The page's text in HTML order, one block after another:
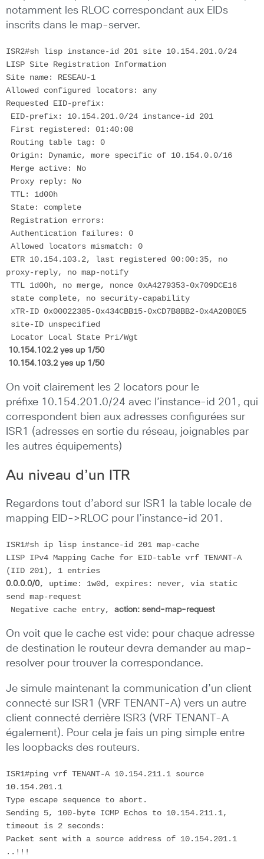
notamment les RLOC correspondant aux EIDs
inscrits dans le map-server.
ISR2#sh lisp instance-id 201 site 10.154.201.0/24
LISP Site Registration Information
Site name: RESEAU-1
Allowed configured locators: any
Requested EID-prefix:
proxy-reply, no map-notify
10.154.102.2 yes up 1/50
10.154.103.2 yes up 1/50
On voit clairement les 2 locators pour le
préfixe 10.154.201.0/24 avec l’instance-id 201, qui
correspondent bien aux adresses configurées sur
ISR1 (adresses en sortie du réseau, joignables par
les autres équipements)
Au niveau d’un ITR
Regardons tout d’abord sur ISR1 la table locale de
mapping EID->RLOC pour l’instance-id 201.
ISR1#sh ip lisp instance-id 201 map-cache
LISP IPv4 Mapping Cache for EID-table vrf TENANT-A
0.0.0.0/0, uptime: 1w0d, expires: never, via static
send map-request
Negative cache entry, action: send-map-request
On voit que le cache est vide: pour chaque adresse
de destination le routeur devra demander au map-
resolver pour trouver la correspondance.
Je simule maintenant la communication d’un client
connecté sur ISR1 (VRF TENANT-A) vers un autre
client connecté derrière ISR3 (VRF TENANT-A
également). Pour cela je fais un ping simple entre
les loopbacks des routeurs.
ISR1#ping vrf TENANT-A 10.154.211.1 source
10.154.201.1
Type escape sequence to abort.
Sending 5, 100-byte ICMP Echos to 10.154.211.1,
timeout is 2 seconds:
Packet sent with a source address of 10.154.201.1
..!!!